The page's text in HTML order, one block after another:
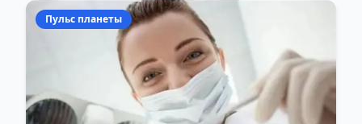
Пульс планеты